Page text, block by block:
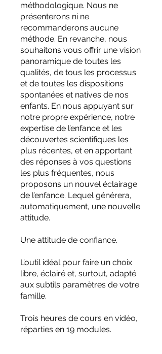
méthodologique. Nous ne
présenterons ni ne
recommanderons aucune
méthode. En revanche, nous
souhaitons vous offrir une vision
panoramique de toutes les
qualités, de tous les processus
et de toutes les dispositions
spontanées et natives de nos
enfants. En nous appuyant sur
notre propre expérience, notre
expertise de l’enfance et les
découvertes scientifiques les
plus récentes, et en apportant
des réponses à vos questions
les plus fréquentes, nous
proposons un nouvel éclairage
de l’enfance. Lequel générera,
automatiquement, une nouvelle
attitude.
Une attitude de confiance.
L’outil idéal pour faire un choix
libre, éclairé et, surtout, adapté
aux subtils paramètres de votre
famille.
Trois heures de cours en vidéo,
réparties en 19 modules.